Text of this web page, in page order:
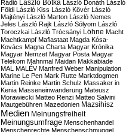
Rádió
László Botka László Donáth László
Földi László Kiss László Kövér László
Majtényi László Marton László Nemes
Jeles László Rajk László Sólyom László
Toroczkai László Trócsányi Löhne Macht
Machtkampf Mafiastaat Magda Kósa-
Kovács Magna Charta Magyar Krónika
Magyar Nemzet Magyar Posta Magyar
Telekom Mahnmal Maidan Makkabiade
MAL MALÉV Manfred Weber Manipulation
Marine Le Pen Mark Rutte Marktdogmen
Martin Reinke Martin Schulz Massaker in
Kenia Masseneinwanderung Mateusz
Morawiecki Matteo Renzi Matteo Salvini
Mautgebühren Mazedonien Mazsihisz
Medien Meinungsfreiheit
Meinungsumfrage Menschenhandel
Menschenrechte Menschenschmuggel